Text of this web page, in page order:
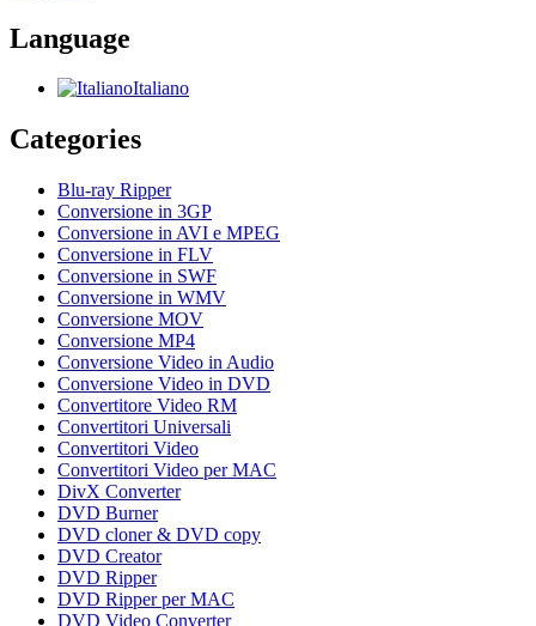
Language
Italiano
Categories
Blu-ray Ripper
Conversione in 3GP
Conversione in AVI e MPEG
Conversione in FLV
Conversione in SWF
Conversione in WMV
Conversione MOV
Conversione MP4
Conversione Video in Audio
Conversione Video in DVD
Convertitore Video RM
Convertitori Universali
Convertitori Video
Convertitori Video per MAC
DivX Converter
DVD Burner
DVD cloner & DVD copy
DVD Creator
DVD Ripper
DVD Ripper per MAC
DVD Video Converter